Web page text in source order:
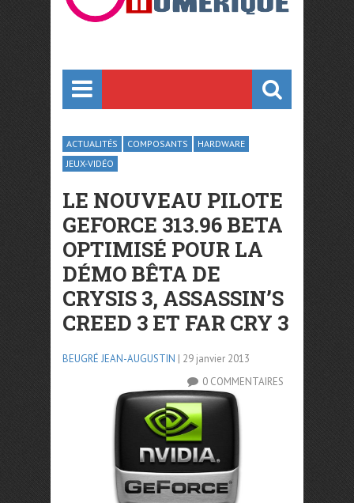
ACTUALITÉS COMPOSANTS
HARDWARE
JEUX-VIDÉO
LE NOUVEAU PILOTE
GEFORCE 313.96 BETA
OPTIMISÉ POUR LA
DÉMO BÊTA DE
CRYSIS 3, ASSASSIN’S
CREED 3 ET FAR CRY 3
BEUGRÉ JEAN-AUGUSTIN | 29 janvier 2013
0 COMMENTAIRES